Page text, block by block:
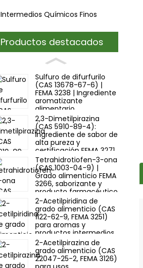
Intermedios Químicos Finos
Productos destacados
Sulfuro de difurfurilo
(CAS 13678-67-6) |
FEMA 3238 | Ingrediente
aromatizante
alimentario
2,3-Dimetilpirazina
(CAS 5910-89-4):
Ingrediente de sabor de
alta pureza y
certificación FEMA 3271
| Proveedor
Tetrahidrotiofen-3-ona
(CAS 1003-04-9) |
Grado alimenticio FEMA
3266, saborizante y
producto farmacéutico
intermedio
2-Acetilpiridina de
grado alimenticio (CAS
1122-62-9, FEMA 3251)
para aromas y
productos intermedios
farmacéuticos
2-Acetilpirazina de
grado alimenticio (CAS
22047-25-2, FEMA 3126)